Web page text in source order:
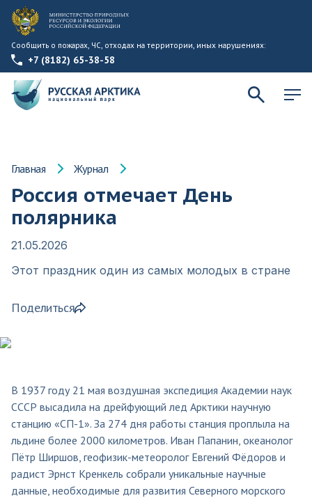
Сообщить о пожарах, ЧС, отходах на территории, иных нарушениях:
+7 (8182) 65-38-58
Главная Журнал
Россия отмечает День
полярника
21.05.2026
Этот праздник один из самых молодых в стране
Поделиться
В 1937 году 21 мая воздушная экспедиция Академии наук
СССР высадила на дрейфующий лед Арктики научную
станцию «СП-1». За 274 дня работы станция проплыла на
льдине более 2000 километров. Иван Папанин, океанолог
Пётр Ширшов, геофизик-метеоролог Евгений Фёдоров и
радист Эрнст Кренкель собрали уникальные научные
данные, необходимые для развития Северного морского